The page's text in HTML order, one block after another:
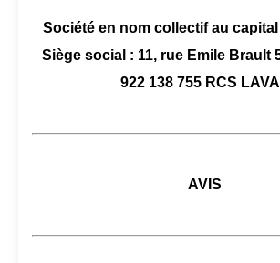
Société en nom collectif au capital
Siège social : 11, rue Emile Brault
922 138 755 RCS
AVIS